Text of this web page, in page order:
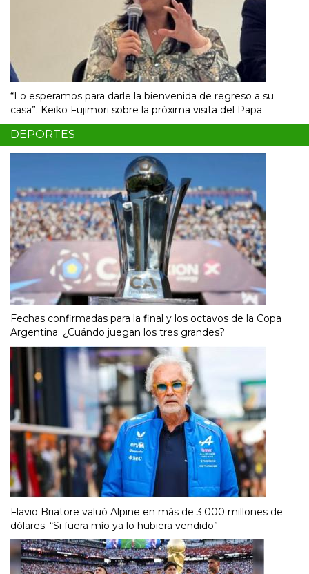
“Lo esperamos para darle la bienvenida de regreso a su
casa”: Keiko Fujimori sobre la próxima visita del Papa
DEPORTES
Fechas confirmadas para la final y los octavos de la Copa
Argentina: ¿Cuándo juegan los tres grandes?
Flavio Briatore valuó Alpine en más de 3.000 millones de
dólares: “Si fuera mío ya lo hubiera vendido”